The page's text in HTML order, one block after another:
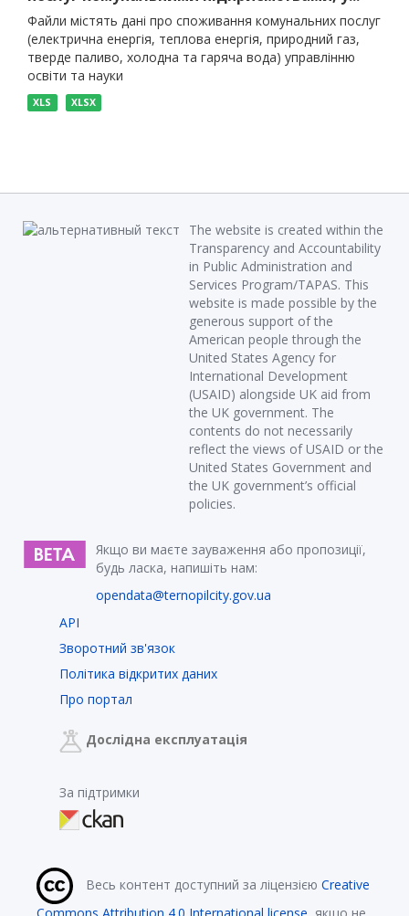
Файли містять дані про споживання комунальних послуг
(електрична енергія, теплова енергія, природний газ,
тверде паливо, холодна та гаряча вода) управлінню
освіти та науки
XLS XLSX
The website is created within the
Transparency and Accountability
in Public Administration and
Services Program/TAPAS. This
website is made possible by the
generous support of the
American people through the
United States Agency for
International Development
(USAID) alongside UK aid from
the UK government. The
contents do not necessarily
reflect the views of USAID or the
United States Government and
the UK government’s official
policies.
Якщо ви маєте зауваження або пропозиції,
будь ласка, напишіть нам:
opendata@ternopilcity.gov.ua
API
Зворотний зв'язок
Політика відкритих даних
Про портал
Дослідна експлуатація
За підтримки
Весь контент доступний за ліцензією Creative